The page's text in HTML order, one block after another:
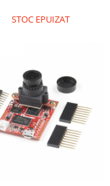
STOC EPUIZAT